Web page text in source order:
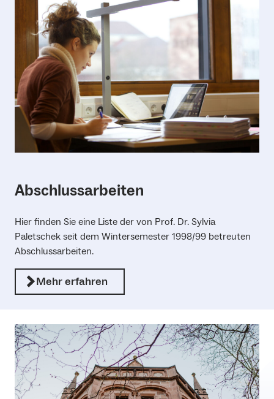
Abschlussarbeiten
Hier finden Sie eine Liste der von Prof. Dr. Sylvia
Paletschek seit dem Wintersemester 1998/99 betreuten
Abschlussarbeiten.
Mehr erfahren